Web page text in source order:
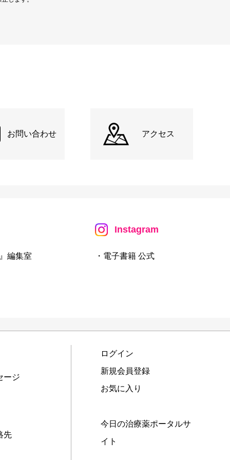
お問い合わせ アクセス
編集室
Instagram
・電子書籍 公式
ージ
先
ログイン
新規会員登録
お気に入り
今日の治療薬ポータルサ
イト